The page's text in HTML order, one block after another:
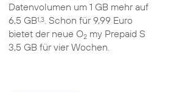
Datenvolumen um 1 GB mehr auf
6,5 GB1,3. Schon für 9,99 Euro
bietet der neue O2my Prepaid S
3,5 GB für vier Wochen.